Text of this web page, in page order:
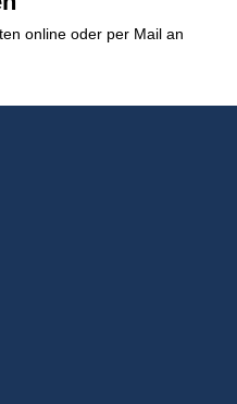
online oder per Mail an